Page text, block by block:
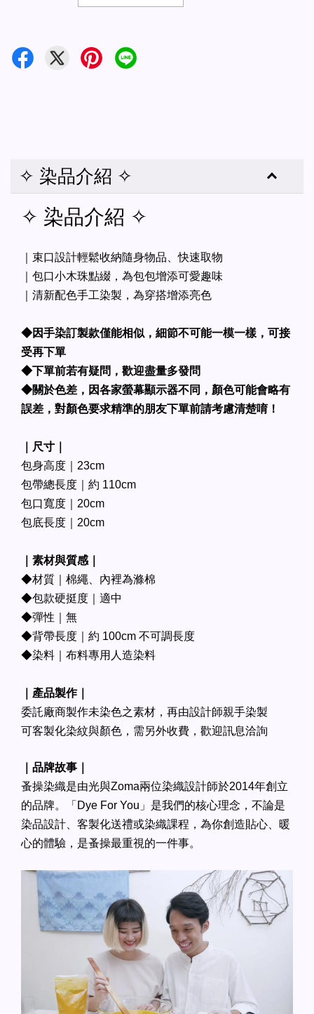
✧ 染品介紹 ✧
✧ 染品介紹 ✧
｜束口設計輕鬆收納隨身物品、快速取物
｜包口小木珠點綴，為包包增添可愛趣味
｜清新配色手工染製，為穿搭增添亮色
◆因手染訂製款僅能相似，細節不可能一模一樣，可接
受再下單
◆下單前若有疑問，歡迎盡量多發問
◆關於色差，因各家螢幕顯示器不同，顏色可能會略有
誤差，對顏色要求精準的朋友下單前請考慮清楚唷！
｜尺寸｜
包身高度｜23cm
包帶總長度｜約 110cm
包口寬度｜20cm
包底長度｜20cm
｜素材與質感｜
◆材質｜棉繩、內裡為滌棉
◆包款硬挺度｜適中
◆彈性｜無
◆背帶長度｜約 100cm 不可調長度
◆染料｜布料專用人造染料
｜產品製作｜
委託廠商製作未染色之素材，再由設計師親手染製
可客製化染紋與顏色，需另外收費，歡迎訊息洽詢
｜品牌故事｜
蚤操染織是由光與Zoma兩位染織設計師於2014年創立
的品牌。「Dye For You」是我們的核心理念，不論是
染品設計、客製化送禮或染織課程，為你創造貼心、暖
心的體驗，是蚤操最重視的一件事。